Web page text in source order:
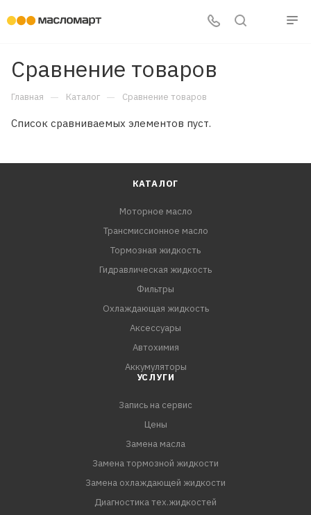
Сравнение товаров
Главная — Каталог — Сравнение товаров
Список сравниваемых элементов пуст.
КАТАЛОГ
Моторное масло
Трансмиссионное масло
Тормозная жидкость
Гидравлическая жидкость
Фильтры
Охлаждающая жидкость
Аксессуары
Автохимия
Аккумуляторы
УСЛУГИ
Запись на сервис
Цены
Замена масла
Замена тормозной жидкости
Замена охлаждающей жидкости
Диагностика тех.жидкостей